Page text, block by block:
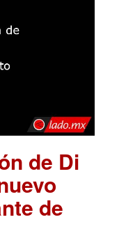
de Di
de